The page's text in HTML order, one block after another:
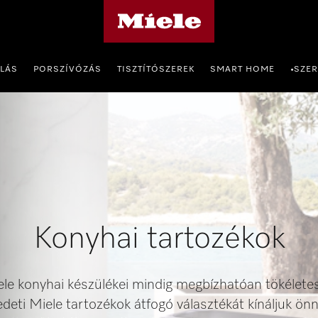
PORSZÍVÓZÁS TISZTÍTÓSZEREK SMART HOME •
Konyhai tartozékok
konyhai készülékei mindig megbízhatóan
Miele tartozékok átfogó választékát kínáljuk